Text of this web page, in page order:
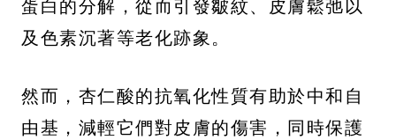
蛋白的分解，從而引發皺紋、皮膚鬆弛以
及色素沉著等老化跡象。
然而，杏仁酸的抗氧化性質有助於中和自
由基，減輕它們對皮膚的傷害，同時保護